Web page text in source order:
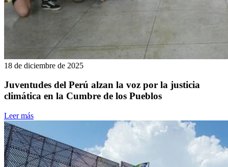
18 de diciembre de 2025
Juventudes del Perú alzan la voz por la justicia
climática en la Cumbre de los Pueblos
Leer más